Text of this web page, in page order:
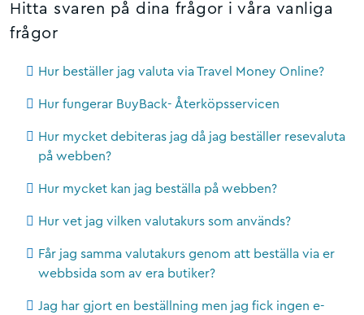
Hitta svaren på dina frågor i våra vanliga
frågor
Hur beställer jag valuta via Travel Money Online?
Hur fungerar BuyBack- Återköpsservicen
Hur mycket debiteras jag då jag beställer resevaluta
på webben?
Hur mycket kan jag beställa på webben?
Hur vet jag vilken valutakurs som används?
Får jag samma valutakurs genom att beställa via er
webbsida som av era butiker?
Jag har gjort en beställning men jag fick ingen e-